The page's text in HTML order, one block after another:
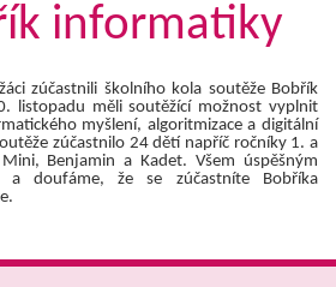
informatiky
zúčastnili školního kola soutěže Bobřík
listopadu měli soutěžící možnost vyplnit
myšlení, algoritmizace a digitální
zúčastnilo 24 dětí napříč ročníky 1. a
Benjamin a Kadet. Všem úspěšným
a doufáme, že se zúčastníte Bobříka